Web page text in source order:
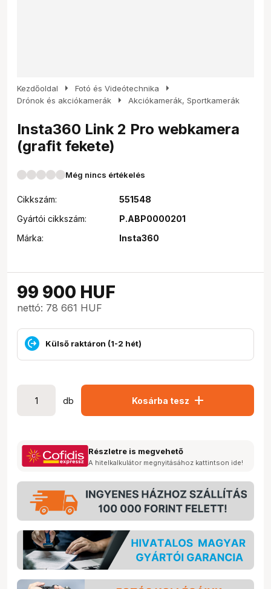
Kezdőoldal arrow_right Fotó és Videótechnika arrow_right
Drónok és akciókamerák arrow_right Akciókamerák, Sportkamerák
Insta360 Link 2 Pro webkamera
(grafit fekete)
Még nincs értékelés
Cikkszám:
551548
Gyártói cikkszám:
P.ABP0000201
Márka:
Insta360
99 900 HUF
nettó: 78 661 HUF
Külső raktáron (1-2 hét)
db Kosárba tesz add
Részletre is megvehető
A hitelkalkulátor megnyitásához kattintson ide!